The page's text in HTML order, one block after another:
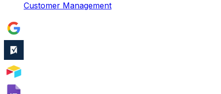
Customer Management